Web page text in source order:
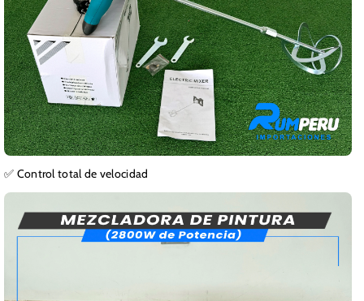
✅ Control total de velocidad